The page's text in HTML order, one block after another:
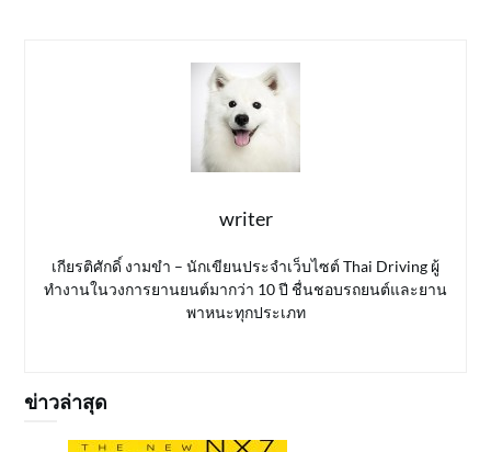
writer
เกียรติศักดิ์ งามขำ – นักเขียนประจำเว็บไซต์ Thai Driving ผู้
ทำงานในวงการยานยนต์มากว่า 10 ปี ชื่นชอบรถยนต์และยาน
พาหนะทุกประเภท
ข่าวล่าสุด